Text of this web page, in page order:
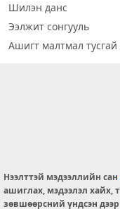
Шилэн данс
Ээлжит сонгууль
Ашигт малтмал
info@opendatalab.mn
© 2026
Нээлттэй мэдээллийн сан
ашиглах, мэдээлэл хайх,
зөвшөөрсний үндсэн